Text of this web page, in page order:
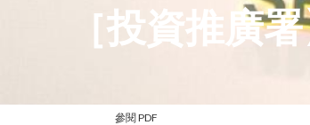
［投資推廣
參閱 PDF